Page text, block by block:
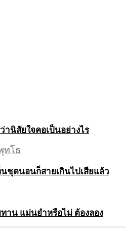
านิสัยใจคอเป็นอย่างไร
ชุดนอนก็สายเกินไปเสียแล้ว
าน แม่นยำหรือไม่ ต้องลอง